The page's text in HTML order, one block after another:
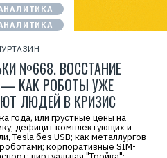
№668. ВОССТАНИЕ
КАК РОБОТЫ УЖЕ
ЛЮДЕЙ В КРИЗИС
года, или грустные цены на
дефицит комплектующих и
Tesla без USB; как металлургов
корпоративные SIM-